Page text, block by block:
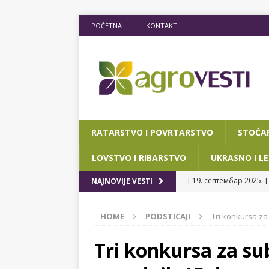
POČETNA KONTAKT
RATARSTVO I POVRTARSTVO
LOVSTVO I RIBARSTVO UKRASNO I
NAJNOVIJE VESTI [ 19. септембар 2025. ]
[ 15. мај 2025. ] JOŠ
POKRAJINSKOG
HOME PODSTICAJI Tri konkursa
Tri konkursa za